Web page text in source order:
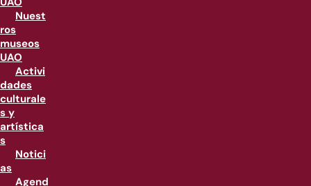
Nuest
ros
museos
UAO
Activi
dades
culturale
s y
artística
s
Notici
as
Agend